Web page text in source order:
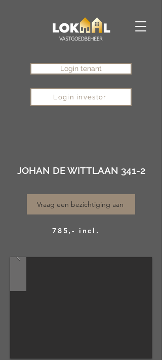
Login tenant
Login investor
JOHAN DE WITTLAAN 341-2
Vraag een bezichtiging aan
785,- incl.